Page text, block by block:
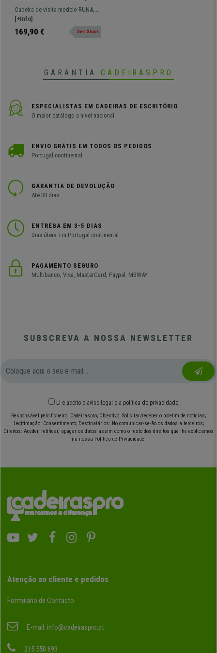
Estructura Metálica, Bom
Acolchoado, Em Pele,
Cadeira de visita modelo RUNA,
uma cadeira muito resistente
adequada para uso de 4h/dia.
[+Info]
169,90 € Sem Stock
GARANTIA CADEIRASPRO
ESPECIALISTAS EM CADEIRAS DE ESCRITÓRIO
O maior catálogo a nível nacional
ENVIO GRÁTIS EM TODOS OS PEDIDOS
Portugal continental
GARANTIA DE DEVOLUÇÃO
Até 30 dias
ENTREGA EM 3-5 DIAS
Dias úteis. Em Portugal continental
PAGAMENTO SEGURO
Multibanco, Visa, MasterCard, Paypal. MBWAY
SUBSCREVA A NOSSA NEWSLETTER
Li e aceito o aviso legal e a política de privacidade
Responsável pelo ficheiro: Cadeiraspro; Objectivo: Solicitar/receber o boletim de notícias;
Legitimação: Consentimento; Destinatários: No comunicar-se-ão os dados a terceiros;
Direitos: Aceder, retificar, apagar os datos assim como o resto dos direitos que lhe explicamos
na nossa Política de Privacidade.
Atenção ao cliente e pedidos
Formulario de Contacto
E-mail: info@cadeiraspro.pt
215 550 693